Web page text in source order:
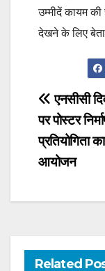
उम्मीदें कायम
देखने के लिए
Post
एनसीसी
पर पोस्टर
प्रतियोगिता का
आयोजन
Related